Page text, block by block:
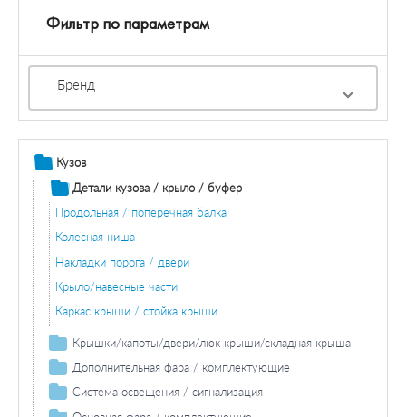
Фильтр по параметрам
Бренд
Кузов
Детали кузова / крыло / буфер
Продольная / поперечная балка
Колесная ниша
Накладки порога / двери
Крыло/навесные части
Каркас крыши / стойка крыши
Крышки/капоты/двери/люк крыши/складная крыша
Двери / комплектующие
Дополнительная фара / комплектующие
Противотуманная фара / комплектующие
Противотуманная фара лампа накаливания
Фара дальнего света / комплектующие
Система освещения / сигнализация